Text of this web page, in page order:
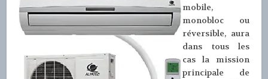
mobile,
monobloc ou
réversible, aura
dans tous les
cas la mission
principale de